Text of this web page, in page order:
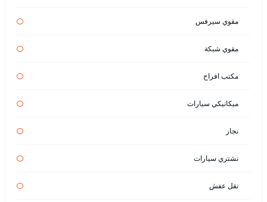
مقوي سيرفس
مقوي شبكة
مكتب افراح
ميكانيكي سيارات
نجار
نشتري سيارات
نقل عفش